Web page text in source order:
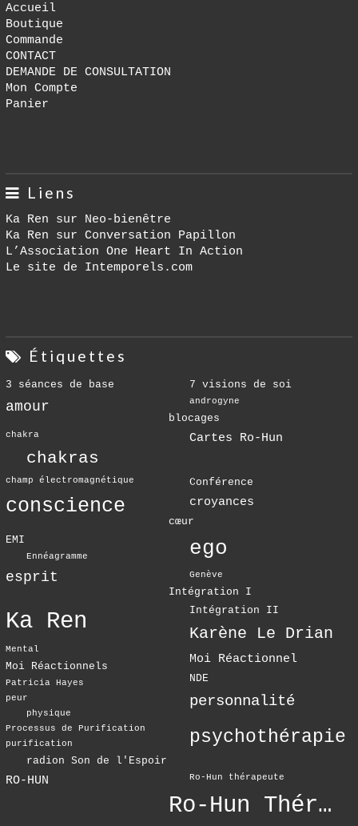
Accueil
Boutique
Commande
CONTACT
DEMANDE DE CONSULTATION
Mon Compte
Panier
Liens
Ka Ren sur Neo-bienêtre
Ka Ren sur Conversation Papillon
L’Association One Heart In Action
Le site de Intemporels.com
Étiquettes
3 séances de base 7 visions de soi
amour androgyne
blocages
Cartes Ro-Hun
chakra
chakras
champ électromagnétique Conférence
conscience croyances
cœur
ego
EMI
Ennéagramme
esprit Genève
Intégration I
Intégration II
Ka Ren Karène Le Drian
Mental
Moi Réactionnel
Moi Réactionnels
NDE
Patricia Hayes
personnalité
peur
physique
Processus de Purification
psychothérapie
purification
radion Son de l'Espoir
RO-HUN Ro-Hun thérapeute
Ro-Hun Thérapie